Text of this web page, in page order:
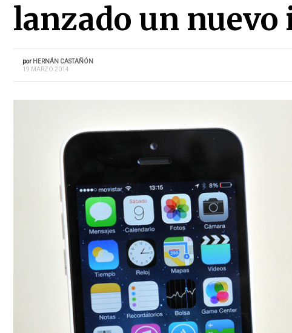
lanzado un nuevo
por HERNÁN CASTAÑÓN
19 MARZO 2014